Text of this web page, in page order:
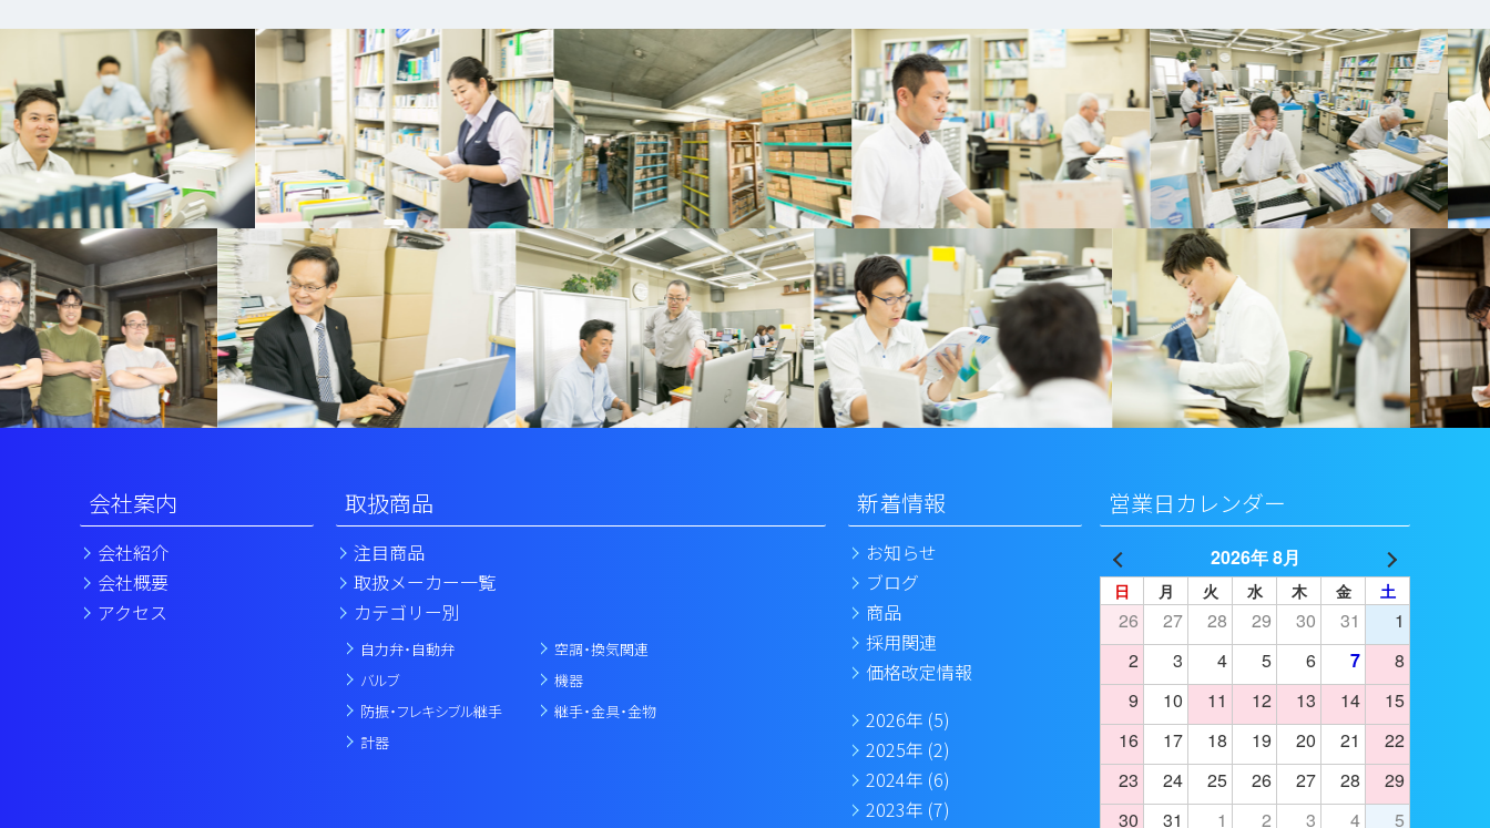
会社案内
会社紹介
会社概要
アクセス
取扱商品
注目商品
取扱メーカー一覧
カテゴリー別
自力弁・自動弁
バルブ
防振・フレキシブル継手
計器
空調・換気関連
機器
継手・金具・金物
新着情報
お知らせ
ブログ
商品
採用関連
価格改定情報
2026年 (5)
2025年 (2)
2024年 (6)
2023年 (7)
営業日カレンダー
2026年 8月
日 月 火 水 木 金 土
26 27 28 29 30 31
1
2
3 4 5 6 7
8
9
10 11 12 13 14
15
16
17 18 19 20 21
22
23
24 25 26 27 28
29
30
31 1 2 3 4 5